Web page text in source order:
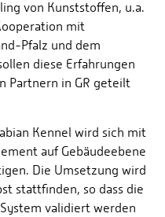
von Kunststoffen, u.a.
mit
Pfalz und dem
diese Erfahrungen
Partnern in GR geteilt
Kennel wird sich mit
auf Gebäudeebene
Die Umsetzung wird
stattfinden, so dass die
validiert werden